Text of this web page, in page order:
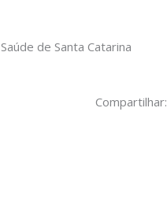
de Santa Catarina
Compartilhar: